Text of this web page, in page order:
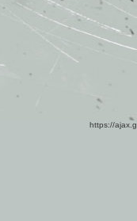
https://